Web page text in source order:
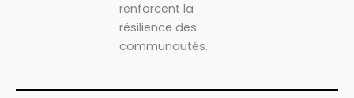
renforcent la
résilience des
communautés.